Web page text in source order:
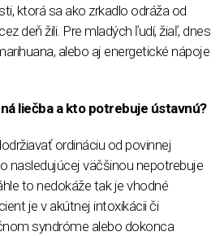
ktorá sa ako zrkadlo odráža od
deň žili. Pre mladých ľudí, žiaľ, dnes
alebo aj energetické nápoje
liečba a kto potrebuje ústavnú?
ordináciu od povinnej
nasledujúcej väčšinou nepotrebuje
to nedokáže tak je vhodné
je v akútnej intoxikácii či
syndróme alebo dokonca